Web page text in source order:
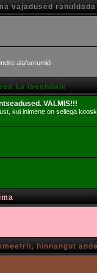
vajadused rahuldada
alafoorumid
ka iseendale
VALMIS!!!
kui inimene on sellega
hinnangut